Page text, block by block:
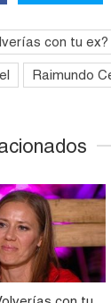
con tu ex?
Raimundo